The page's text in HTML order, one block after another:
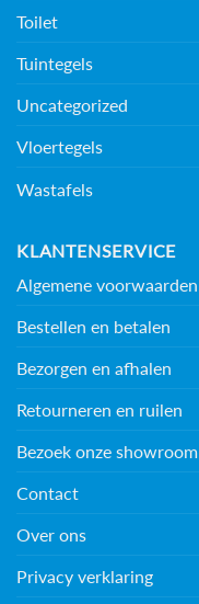
Toilet
Tuintegels
Uncategorized
Vloertegels
Wastafels
KLANTENSERVICE
Algemene voorwaarden
Bestellen en betalen
Bezorgen en afhalen
Retourneren en ruilen
Bezoek onze showroom
Contact
Over ons
Privacy verklaring